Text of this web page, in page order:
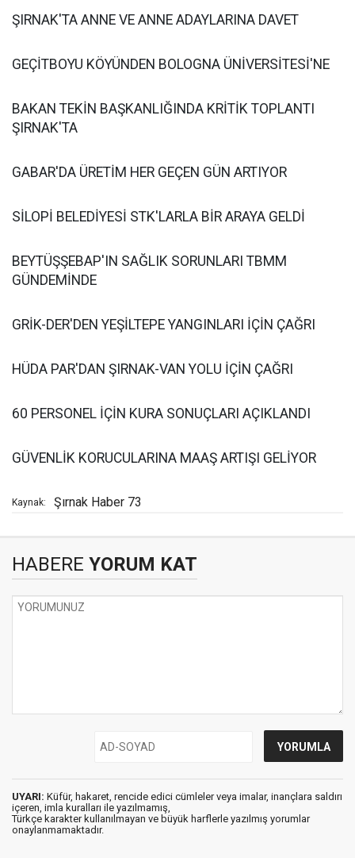
ŞIRNAK'TA ANNE VE ANNE ADAYLARINA DAVET
GEÇİTBOYU KÖYÜNDEN BOLOGNA ÜNİVERSİTESİ'NE
BAKAN TEKİN BAŞKANLIĞINDA KRİTİK TOPLANTI
ŞIRNAK'TA
GABAR'DA ÜRETİM HER GEÇEN GÜN ARTIYOR
SİLOPİ BELEDİYESİ STK'LARLA BİR ARAYA GELDİ
BEYTÜŞŞEBAP'IN SAĞLIK SORUNLARI TBMM
GÜNDEMİNDE
GRİK-DER'DEN YEŞİLTEPE YANGINLARI İÇİN ÇAĞRI
HÜDA PAR'DAN ŞIRNAK-VAN YOLU İÇİN ÇAĞRI
60 PERSONEL İÇİN KURA SONUÇLARI AÇIKLANDI
GÜVENLİK KORUCULARINA MAAŞ ARTIŞI GELİYOR
Kaynak: Şırnak Haber 73
HABERE YORUM KAT
UYARI: Küfür, hakaret, rencide edici cümleler veya imalar, inançlara saldırı
içeren, imla kuralları ile yazılmamış,
Türkçe karakter kullanılmayan ve büyük harflerle yazılmış yorumlar
onaylanmamaktadır.